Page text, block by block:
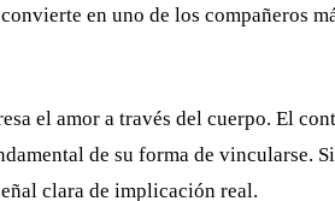
en uno de los compañeros
el amor a través del cuerpo. El
de su forma de vincularse.
clara de implicación real.